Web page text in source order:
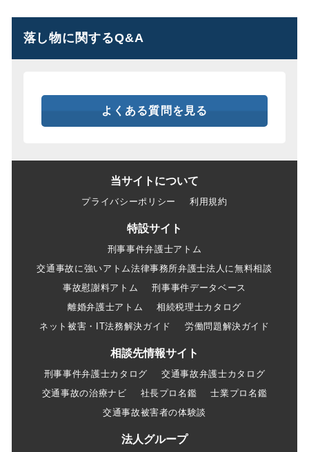
落し物に関するQ&A
よくある質問を見る
当サイトについて
プライバシーポリシー 利用規約
特設サイト
刑事事件弁護士アトム
交通事故に強いアトム法律事務所弁護士法人に無料相談
事故慰謝料アトム
刑事事件データベース
離婚弁護士アトム
相続税理士カタログ
ネット被害・IT法務解決ガイド
労働問題解決ガイド
相談先情報サイト
刑事事件弁護士カタログ
交通事故弁護士カタログ
交通事故の治療ナビ
社長プロ名鑑
士業プロ名鑑
交通事故被害者の体験談
法人グループ